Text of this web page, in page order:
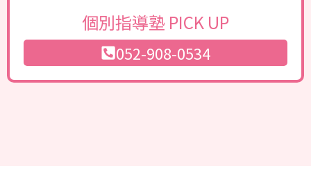
個別指導塾 PICK UP
052-908-0534